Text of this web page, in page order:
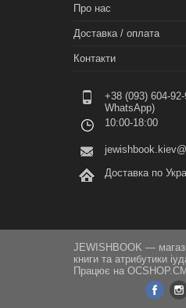
Про нас
Доставка / оплата
Контакти
+38 (093) 604-
WhatsApp)
10:00-18:00
Доставка по
JEWISHBOOK —
книги та атрибутики
Працює на